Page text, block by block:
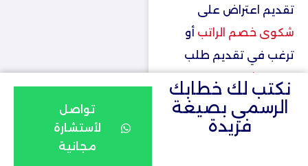
تقديم اعتراض على
شكوى خصم الراتب أو
ترغب في تقديم طلب
خطاب تثبيت الراتب،
يمكنك أيضًا استخدام
خطاب زيادة راتبفي حال
نكتب لك خطابك
الرسمي بصيغة
فريدة
تواصل
لأستشارة
مجانية